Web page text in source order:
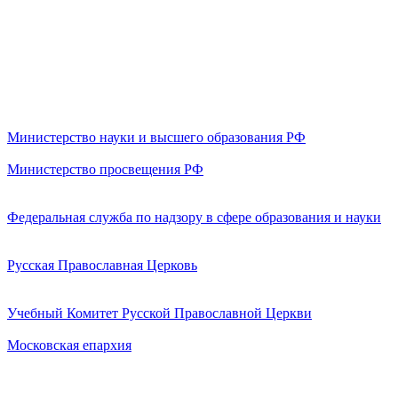
Министерство науки и высшего образования РФ
Министерство просвещения РФ
Федеральная служба по надзору в сфере образования и науки
Русская Православная Церковь
Учебный Комитет Русской Православной Церкви
Московская епархия